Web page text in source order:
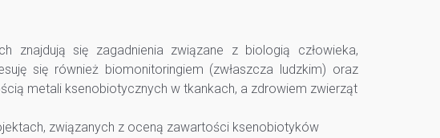
znajdują się zagadnienia związane z biologią człowieka,
się również biomonitoringiem (zwłaszcza ludzkim) oraz
metali ksenobiotycznych w tkankach, a zdrowiem zwierząt
związanych z oceną zawartości ksenobiotyków